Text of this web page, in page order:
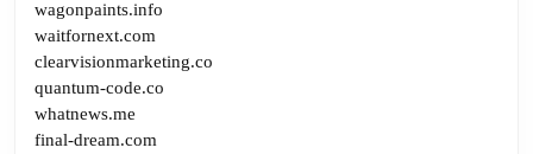
wagonpaints.info
waitfornext.com
clearvisionmarketing.co
quantum-code.co
whatnews.me
final-dream.com